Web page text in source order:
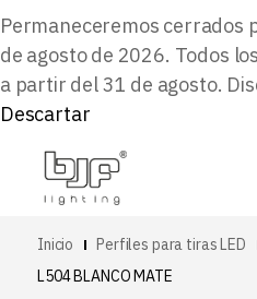
Permaneceremos cerrados
de agosto de 2026. Todos
a partir del 31 de agosto.
Descartar
Inicio Perfiles para tiras LED
L504 BLANCO MATE